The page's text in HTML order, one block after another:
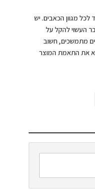
לכל מגוון הכאבים. יש
העשוי להקל על
מתמשכים, חשוב
את התאמת המוצר